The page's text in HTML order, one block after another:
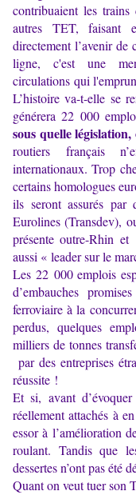
contribuaient les
autres TET, faisant
directement l’avenir
ligne, c'est une
circulations qui
L’histoire va-t-elle se
générera 22 000
sous quelle
routiers français
internationaux. Trop
certains homologues
ils seront assurés
Eurolines (Transdev),
présente outre-Rhin
aussi « leader sur le
Les 22 000 emplois
d’embauches
ferroviaire à la
perdus, quelques
milliers de tonnes
par des entreprises
réussite !
Et si, avant
réellement attachés à
essor à l’amélioration
roulant. Tandis que
dessertes n’ont pas été
Quant on veut tuer son